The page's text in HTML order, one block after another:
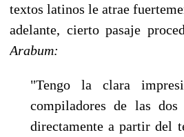
textos latinos le atrae
adelante, cierto pasaje
Arabum:
"Tengo la clara
compiladores de las dos
directamente a partir del